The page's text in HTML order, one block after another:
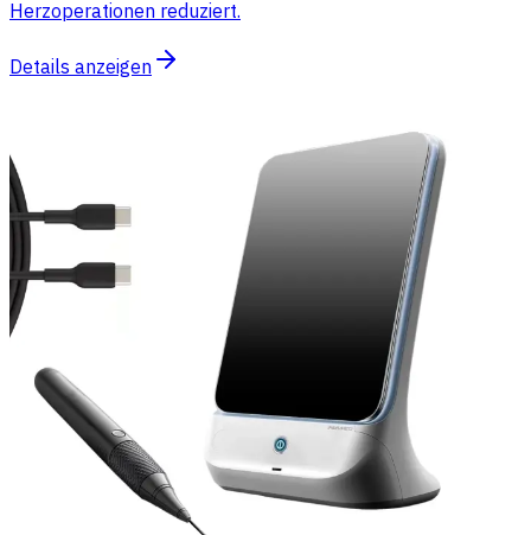
Herzoperationen reduziert.
Details anzeigen